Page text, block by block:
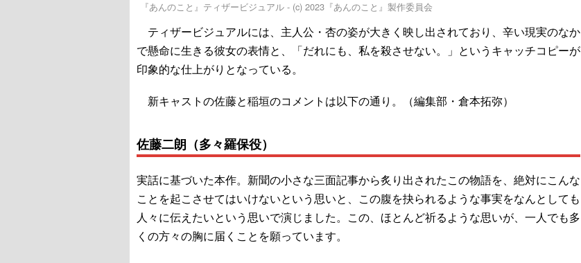
『あんのこと』ティザービジュアル - (c) 2023『あんのこと』製作委員会
ティザービジュアルには、主人公・杏の姿が大きく映し出されており、辛い現実のなか
で懸命に生きる彼女の表情と、「だれにも、私を殺させない。」というキャッチコピーが
印象的な仕上がりとなっている。
新キャストの佐藤と稲垣のコメントは以下の通り。（編集部・倉本拓弥）
佐藤二朗（多々羅保役）
実話に基づいた本作。新聞の小さな三面記事から炙り出されたこの物語を、絶対にこんな
ことを起こさせてはいけないという思いと、この腹を抉られるような事実をなんとしても
人々に伝えたいという思いで演じました。この、ほとんど祈るような思いが、一人でも多
くの方々の胸に届くことを願っています。